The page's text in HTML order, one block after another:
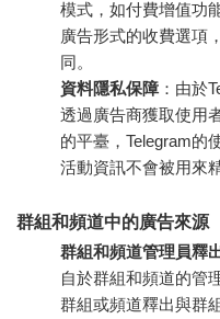
模式，如付費增值功
廣告形式的收費選項
同。
資料隱私保障 ：由於
透過廣告商獲取使用
的平臺，Telegram的
活動資訊不會被用來
群組和頻道中的廣告來源
群組和頻道管理員釋
自於群組和頻道的管
群組或頻道釋出與群